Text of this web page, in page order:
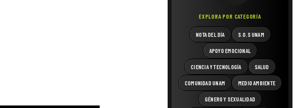
EXPLORA POR CATEGORÍA
NOTA DEL DÍA S.O.S UNAM
APOYO EMOCIONAL
CIENCIA Y TECNOLOGÍA SALUD
COMUNIDAD UNAM MEDIO AMBIENTE
GÉNERO Y SEXUALIDAD